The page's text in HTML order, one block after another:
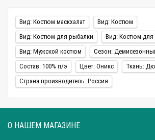
Деловыми линиями, Пэк и т.д.
Доставим в любую точку России.Быструю
качественную упаковку гарантируем.По
рассмотрим другие варианты доставки. Мы
удовольствие от сделанных покупок.
транспортной компании, рассчитают
доставки до Вашего населенного пункта.
Вид: Костюм маскхалат
Вид: Костюм
Вид: Костюм для рыбалки
Вид: Костюм для
Вид: Мужской костюм
Сезон:
Состав: 100% п/э
Цвет: Оникс
Ткань:
Страна производитель: Россия
О НАШЕМ МАГАЗИНЕ